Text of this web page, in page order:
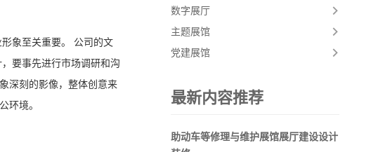
象至关重要。 公司的文
要事先进行市场调研和沟
深刻的影像，整体创意来
环境。
数字展厅
主题展馆
党建展馆
最新内容推荐
助动车等修理与维护展馆展厅建设设计